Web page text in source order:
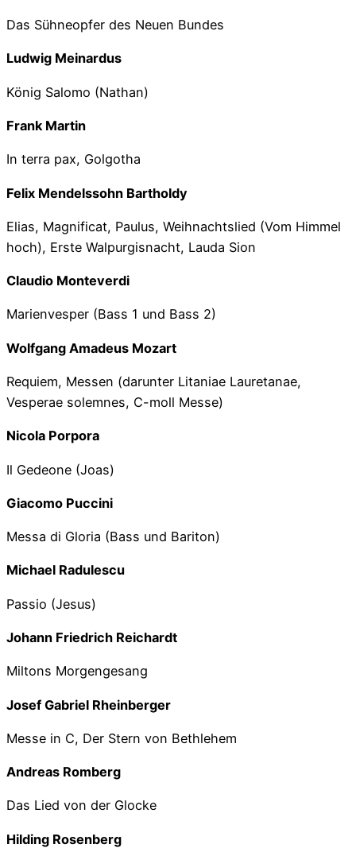
Das Sühneopfer des Neuen Bundes
Ludwig Meinardus
König Salomo (Nathan)
Frank Martin
In terra pax, Golgotha
Felix Mendelssohn Bartholdy
Elias, Magnificat, Paulus, Weihnachtslied (Vom Himmel
hoch), Erste Walpurgisnacht, Lauda Sion
Claudio Monteverdi
Marienvesper (Bass 1 und Bass 2)
Wolfgang Amadeus Mozart
Requiem, Messen (darunter Litaniae Lauretanae,
Vesperae solemnes, C-moll Messe)
Nicola Porpora
Il Gedeone (Joas)
Giacomo Puccini
Messa di Gloria (Bass und Bariton)
Michael Radulescu
Passio (Jesus)
Johann Friedrich Reichardt
Miltons Morgengesang
Josef Gabriel Rheinberger
Messe in C, Der Stern von Bethlehem
Andreas Romberg
Das Lied von der Glocke
Hilding Rosenberg